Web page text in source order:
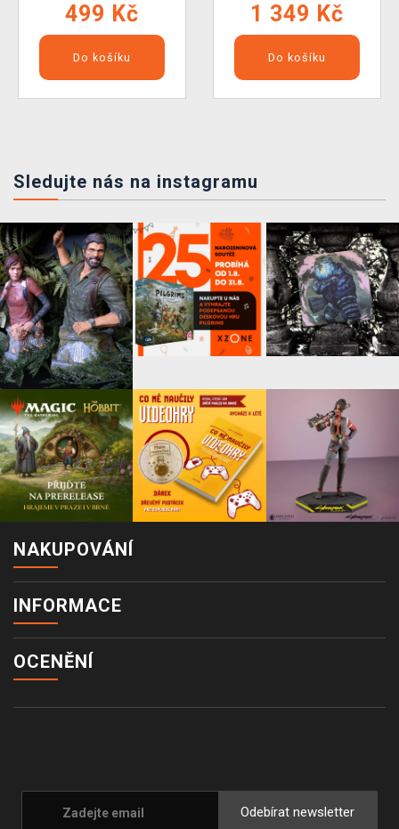
499 Kč
Do košíku
1 349 Kč
Do košíku
Sledujte nás na instagramu
NAKUPOVÁNÍ
INFORMACE
OCENĚNÍ
Odebírat newsletter